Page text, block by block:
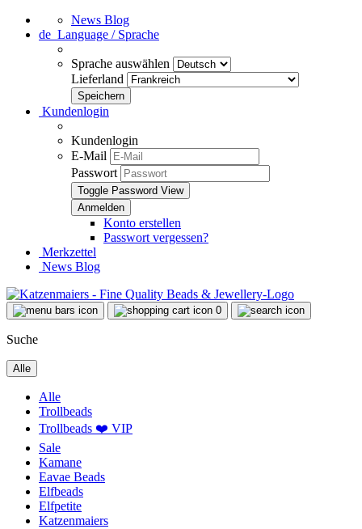
News Blog
de Language / Sprache
Sprache auswählen
Lieferland
Kundenlogin
Kundenlogin
E-Mail
Passwort
Toggle Password View
Konto erstellen
Passwort vergessen?
Merkzettel
News Blog
0
Suche
Alle
Alle
Trollbeads
Trollbeads ❤️ VIP
Sale
Kamane
Eavae Beads
Elfbeads
Elfpetite
Katzenmaiers